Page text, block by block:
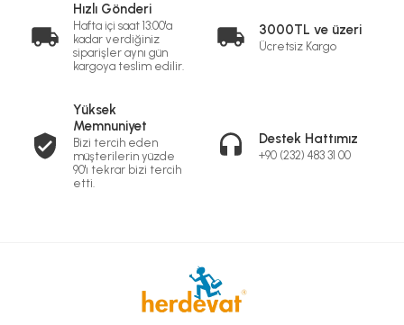
Hızlı Gönderi
Hafta içi saat 13:00'a
kadar verdiğiniz
siparişler aynı gün
kargoya teslim edilir.
3000TL ve üzeri
Ücretsiz Kargo
Yüksek
Memnuniyet
Bizi tercih eden
müşterilerin yüzde
90'ı tekrar bizi tercih
etti.
Destek Hattımız
+90 (232) 483 31 00